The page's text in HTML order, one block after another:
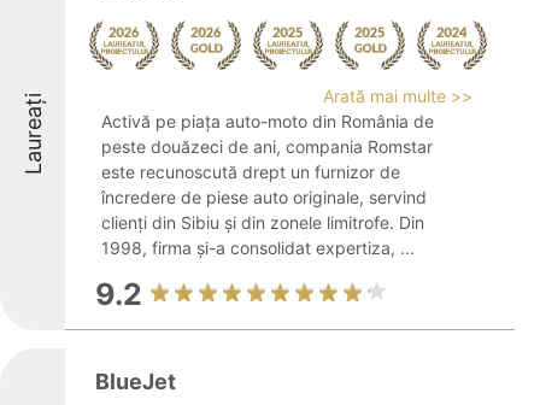
Laureați
Arată mai multe >>
Activă pe piața auto-moto din România de
peste douăzeci de ani, compania Romstar
este recunoscută drept un furnizor de
încredere de piese auto originale, servind
clienți din Sibiu și din zonele limitrofe. Din
1998, firma și-a consolidat expertiza, ...
9.2
BlueJet